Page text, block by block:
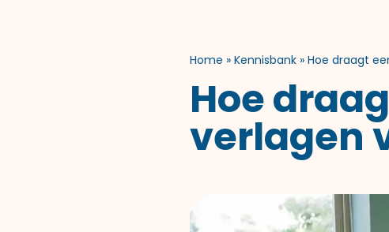
Home » Kennisbank » Hoe draagt
Hoe
verlagen